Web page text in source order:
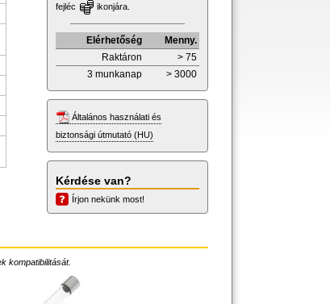
fejléc
ikonjára.
Elérhetőség
Menny.
Raktáron
> 75
3 munkanap
> 3000
Általános használati és
biztonsági útmutató (HU)
Kérdése van?
Írjon nekünk most!
kompatibilitását.